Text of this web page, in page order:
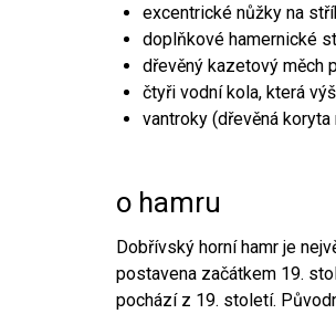
excentrické nůžky na
doplňkové hamernické
dřevěný kazetový měch
čtyři vodní kola, která
vantroky (dřevěná
o hamru
Dobřívský horní hamr je
postavena začátkem 19.
pochází z 19. století.